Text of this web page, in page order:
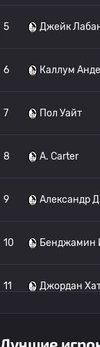
5 Джейк
6 Каллум
7 Пол Уайт
8 A. Carter
9 Александр
10 Бенджамин
11 Джордан